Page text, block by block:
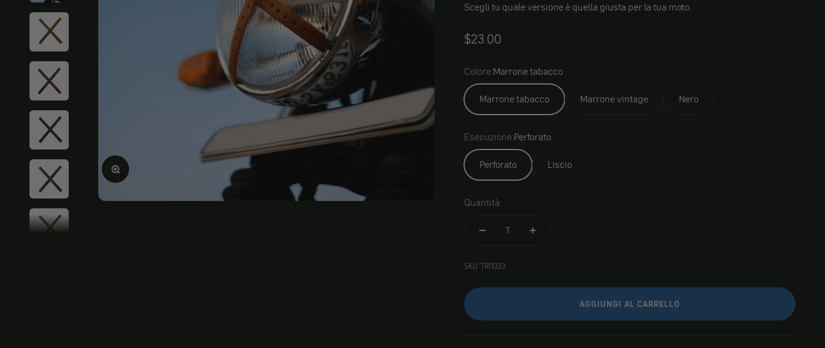
Ingrandire l'immagine
Scegli tu quale versione è quella giusta per la tua moto.
Angebot
$23.00
Colore:Marrone tabacco
Marrone tabacco Marrone vintage Nero
Esecuzione:Perforato
Perforato Liscio
Quantità:
SKU: TRI1033
AGGIUNGI AL CARRELLO